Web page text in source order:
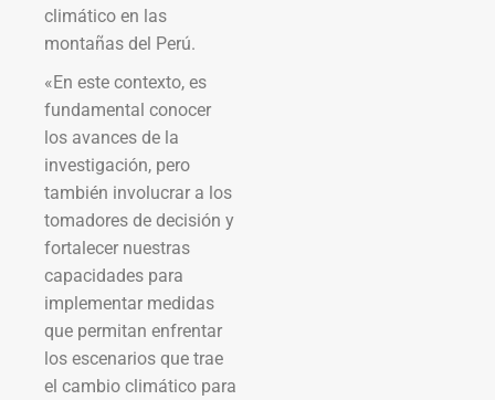
climático en las
montañas del Perú.
«En este contexto, es
fundamental conocer
los avances de la
investigación, pero
también involucrar a los
tomadores de decisión y
fortalecer nuestras
capacidades para
implementar medidas
que permitan enfrentar
los escenarios que trae
el cambio climático para